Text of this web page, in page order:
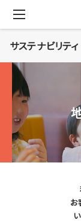
サステナビリティ
安心でおいし
地球環境のた
地域の仲間に
サステナビリ
お